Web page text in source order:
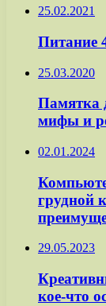
25.02.2021
Питание
25.03.2020
Памятка
мифы и
02.01.2024
грудной
29.05.2023
кое-что